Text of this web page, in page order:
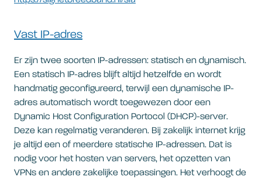
Vast IP-adres
Er zijn twee soorten IP-adressen: statisch en dynamisch.
Een statisch IP-adres blijft altijd hetzelfde en wordt
handmatig geconfigureerd, terwijl een dynamische IP-
adres automatisch wordt toegewezen door een
Dynamic Host Configuration Portocol (DHCP)-server.
Deze kan regelmatig veranderen. Bij zakelijk internet krijg
je altijd een of meerdere statische IP-adressen. Dat is
nodig voor het hosten van servers, het opzetten van
VPNs en andere zakelijke toepassingen. Het verhoogt de